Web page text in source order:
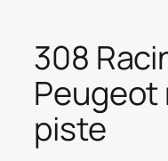
308
Peugeot
piste